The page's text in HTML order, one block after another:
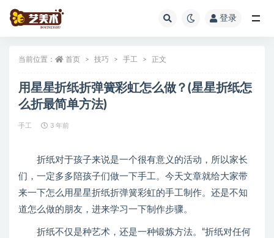
登录
当前位置： 首页 技巧 手工 正文
用星星折纸折弹簧彩虹怎么做？(星星折纸怎
么折最简单方法)
手工 3 年前
折纸对于孩子来说是一个很有意义的活动，所以家长
们，一定多多陪孩子们做一下手工。今天文章就给大家带
来一下怎么用星星折纸折弹簧彩虹的手工制作。还是不知
道怎么做的朋友，进来学习一下制作步骤。
折纸不仅是种艺术，还是一种锻炼方法。“折纸对任何